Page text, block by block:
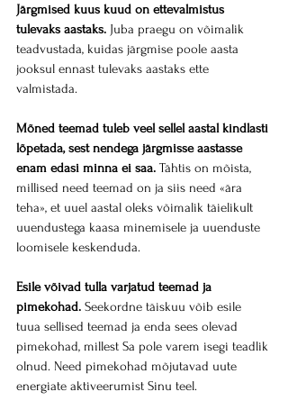
Järgmised kuus kuud on ettevalmistus
tulevaks aastaks. Juba praegu on võimalik
teadvustada, kuidas järgmise poole aasta
jooksul ennast tulevaks aastaks ette
valmistada.
Mõned teemad tuleb veel sellel aastal kindlasti
lõpetada, sest nendega järgmisse aastasse
enam edasi minna ei saa. Tähtis on mõista,
millised need teemad on ja siis need «ära
teha», et uuel aastal oleks võimalik täielikult
uuendustega kaasa minemisele ja uuenduste
loomisele keskenduda.
Esile võivad tulla varjatud teemad ja
pimekohad. Seekordne täiskuu võib esile
tuua sellised teemad ja enda sees olevad
pimekohad, millest Sa pole varem isegi teadlik
olnud. Need pimekohad mõjutavad uute
energiate aktiveerumist Sinu teel.